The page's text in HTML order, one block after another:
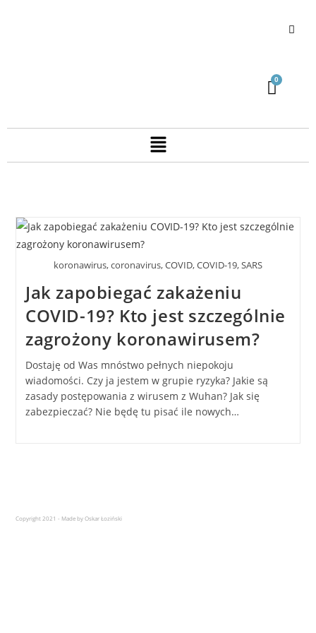
koronawirus, coronavirus, COVID, COVID-19, SARS
Jak zapobiegać zakażeniu
COVID-19? Kto jest szczególnie
zagrożony koronawirusem?
Dostaję od Was mnóstwo pełnych niepokoju
wiadomości. Czy ja jestem w grupie ryzyka? Jakie są
zasady postępowania z wirusem z Wuhan? Jak się
zabezpieczać? Nie będę tu pisać ile nowych…
Copyright 2021 - Made by Oskar Łoziński